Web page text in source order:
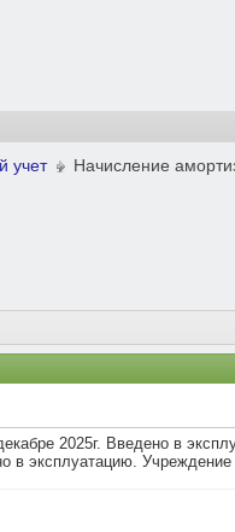
учет Начисление
2025г. Введено в
эксплуатацию. Учреждение